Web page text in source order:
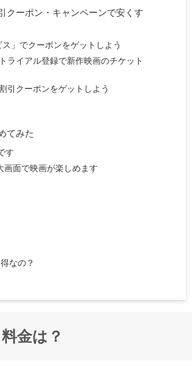
クーポン・キャンペーンで安くす
」でクーポンをゲットしよう
ライアル登録で新作映画のチケット
引クーポンをゲットしよう
てみた
す
画面で映画が楽しめます
なの？
金は？